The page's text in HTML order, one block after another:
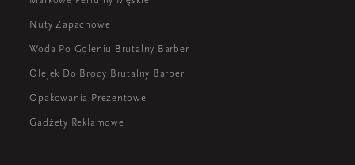
Nuty Zapachowe
Woda Po Goleniu Brutalny Barber
Olejek Do Brody Brutalny Barber
Opakowania Prezentowe
Gadżety Reklamowe